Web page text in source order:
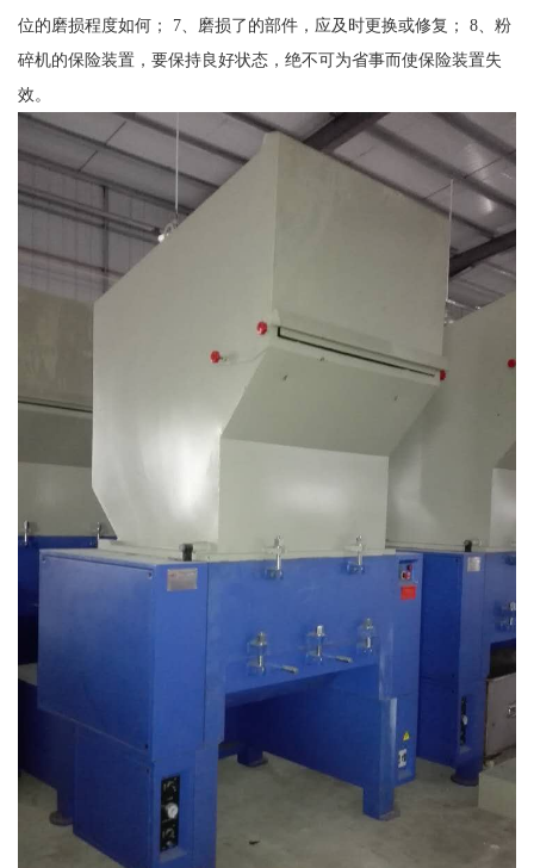
位的磨损程度如何； 7、磨损了的部件，应及时更换或修复； 8、粉
碎机的保险装置，要保持良好状态，绝不可为省事而使保险装置失
效。